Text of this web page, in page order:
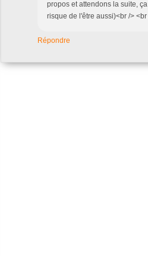
propos et attendons la suite,
risque de l'être aussi)<br />
Répondre